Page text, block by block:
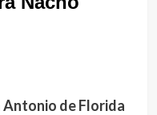
de Florida